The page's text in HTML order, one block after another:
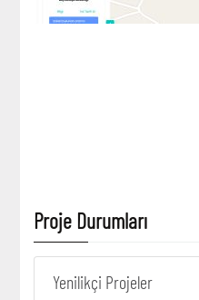
Proje Durumları
Yenilikçi Projeler